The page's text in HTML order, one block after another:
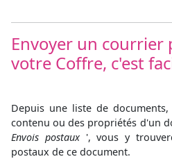
Envoyer un courrier
votre Coffre, c'est
Depuis une liste de
contenu ou des propriétés d'un
Envois postaux ', vous y
postaux de ce document.